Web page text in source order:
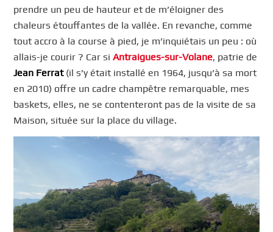
prendre un peu de hauteur et de m’éloigner des
chaleurs étouffantes de la vallée. En revanche, comme
tout accro à la course à pied, je m’inquiétais un peu : où
allais-je courir ? Car siAntraigues-sur-Volane, patrie de
Jean Ferrat(il s’y était installé en 1964, jusqu’à sa mort
en 2010) offre un cadre champêtre remarquable, mes
baskets, elles, ne se contenteront pas de la visite de sa
Maison, située sur la place du village.